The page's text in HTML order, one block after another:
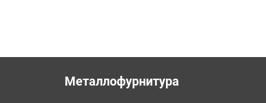
Металлофурнитура